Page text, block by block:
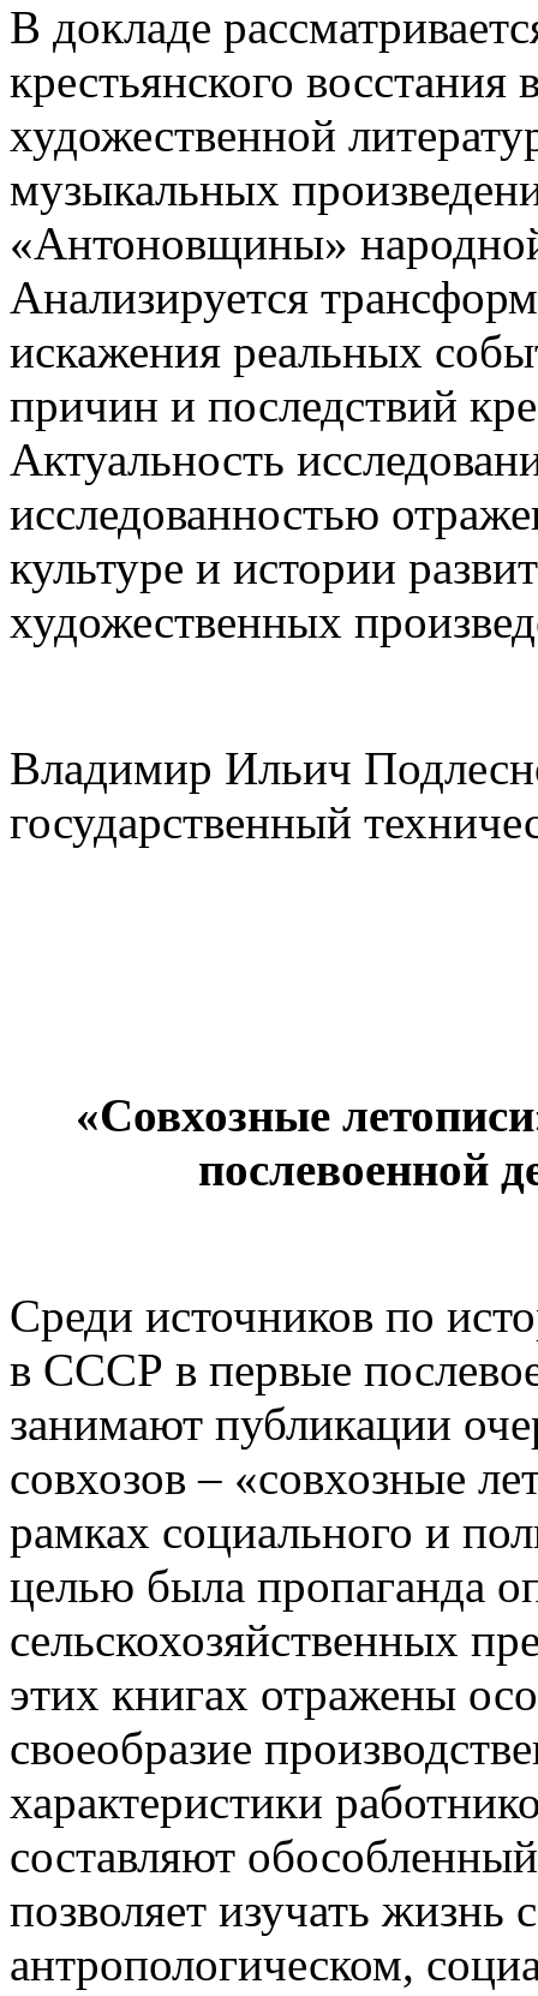
В докладе
крестьянского
художественной
музыкальных
«Антоновщины»
Анализируется
искажения реальных
причин и последствий
Актуальность
исследованностью
культуре и истории
художественных
Владимир Ильич
государственный
«Совхозные
послевоенной
Среди источников по
в СССР в первые
занимают публикации
совхозов – «совхозные
рамках социального и
целью была пропаганда
сельскохозяйственных
этих книгах отражены
своеобразие
характеристики
составляют
позволяет изучать жизнь
антропологическом,